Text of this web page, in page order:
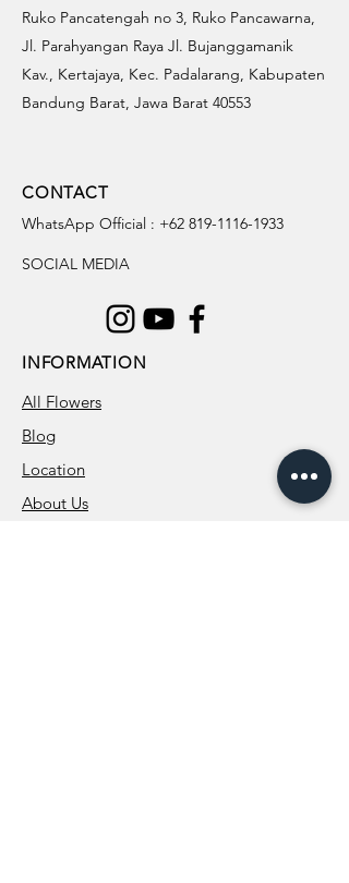
Ruko Pancatengah no 3, Ruko Pancawarna,
Jl. Parahyangan Raya Jl. Bujanggamanik
Kav., Kertajaya, Kec. Padalarang, Kabupaten
Bandung Barat, Jawa Barat 40553
CONTACT
WhatsApp Official : +62 819-1116-1933
SOCIAL MEDIA
INFORMATION
All Flowers
Blog
Location
About Us